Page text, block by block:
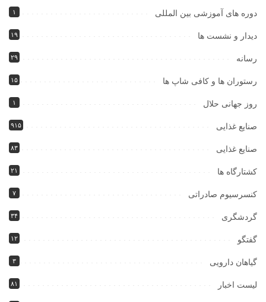
دوره های آموزشی بین المللی ۱
دیدار و نشست ها ۱۹
رسانه ۲۹
رستوران ها و کافی شاپ ها ۱۵
روز جهانی حلال ۱
صنایع غذایی ۹۱۵
صنایع غذایی ۸۳
کشتارگاه ها ۲۱
کنسرسیوم صادراتی ۷
گردشگری ۳۴
گفتگو ۱۲
گیاهان دارویی ۳
لیست اخبار ۸۱